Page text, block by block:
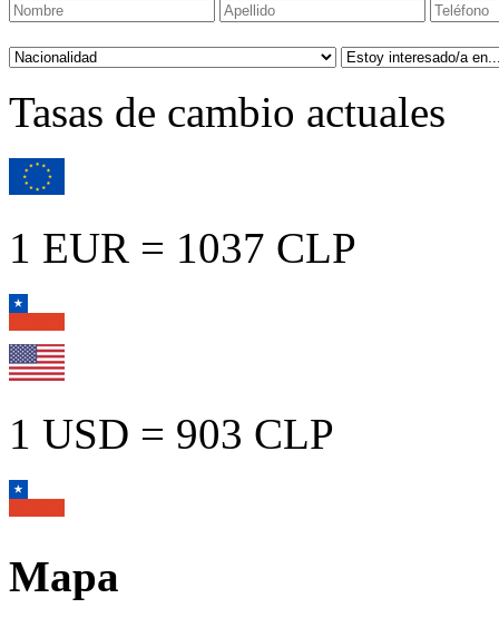
Tasas de cambio actuales
1 EUR = 1037 CLP
1 USD = 903 CLP
Mapa